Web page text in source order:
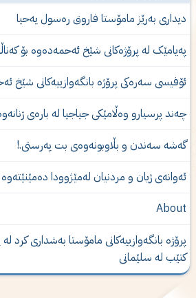
به‌رێز مامۆستا فاروق ره‌سول یه‌حیا
لە پرۆژەكانى شێخ ئەحمەدەوە بۆ کەناڵە
سەرەکی پرۆژە بانگەوازییەکانی شێخ
پرسیارو وەڵامێكی جیاجیا لە بارەی ژنانەوە؟
سەندن و بڵاوبونەوەى بت پەرستى.!
ژیان و مردنیان له‌مێژوودا ده‌مێنێته‌وه‌
بانگەوازییەکانی مامۆستا بەشدارى كرد لە
لە سلێمانی